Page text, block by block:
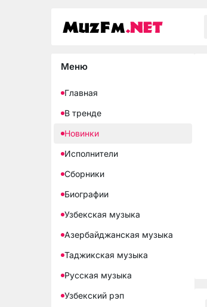
Меню
Главная
В тренде
Новинки
Исполнители
Сборники
Биографии
Узбекская музыка
Азербайджанская музыка
Таджикская музыка
Русская музыка
Узбекский рэп